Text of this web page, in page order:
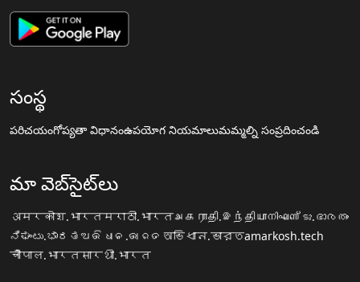
సంస్థ
పరిచయంగోప్యతా విధానంఉపయోగ నియమాలుమమ్మల్ని సంప్రదించండి
మా వెబ్‌సైట్‌లు
अमरकोश.भारतमराठी.भारतஅகராதி.இந்தியாനിഘണ്ടു.ഭാരതം
ನಿಘಂಟು.ಭಾರತ ଅଭିଧାନ.ଭାରତ অভিধান.ভারতamarkosh.tech
चौपाल.भारतसारथी.भारत